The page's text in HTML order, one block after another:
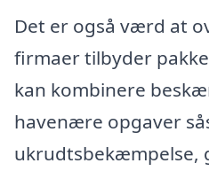
Det er også værd at
firmaer tilbyder
kan kombinere
havenære opgaver
ukrudtsbekæmpelse,